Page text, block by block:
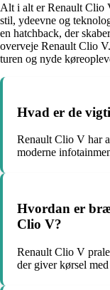
Alt i alt er Renault Clio
stil, ydeevne og
en hatchback, der
overveje Renault Clio
turen og nyde
Hvad er de
Renault Clio V har
moderne
Hvordan er
Clio V?
Renault Clio V
der giver kørsel